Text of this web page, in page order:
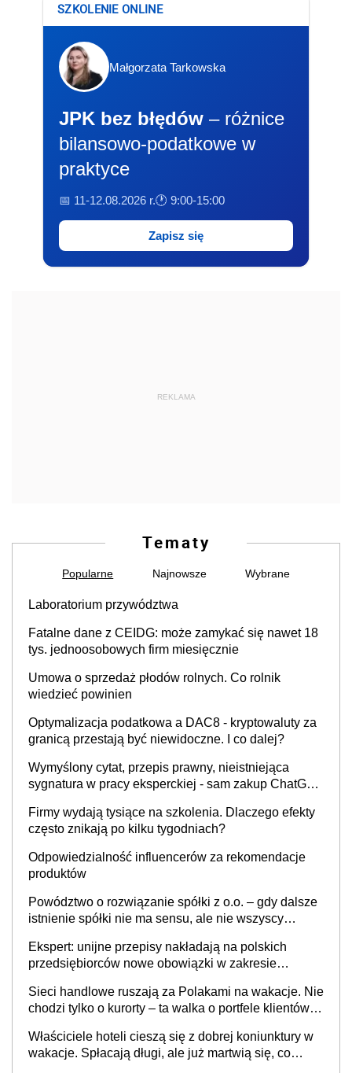
SZKOLENIE ONLINE
Małgorzata Tarkowska
JPK bez błędów – różnice
bilansowo-podatkowe w
praktyce
📅 11-12.08.2026 r.🕐 9:00-15:00
Zapisz się
REKLAMA
Tematy
Popularne Najnowsze Wybrane
Laboratorium przywództwa
Fatalne dane z CEIDG: może zamykać się nawet 18
tys. jednoosobowych firm miesięcznie
Umowa o sprzedaż płodów rolnych. Co rolnik
wiedzieć powinien
Optymalizacja podatkowa a DAC8 - kryptowaluty za
granicą przestają być niewidoczne. I co dalej?
Wymyślony cytat, przepis prawny, nieistniejąca
sygnatura w pracy eksperckiej - sam zakup ChatGPT
Firmy wydają tysiące na szkolenia. Dlaczego efekty
często znikają po kilku tygodniach?
Odpowiedzialność influencerów za rekomendacje
produktów
Powództwo o rozwiązanie spółki z o.o. – gdy dalsze
istnienie spółki nie ma sensu, ale nie wszyscy
Ekspert: unijne przepisy nakładają na polskich
przedsiębiorców nowe obowiązki w zakresie
Sieci handlowe ruszają za Polakami na wakacje. Nie
chodzi tylko o kurorty – ta walka o portfele klientów
cichu
Właściciele hoteli cieszą się z dobrej koniunktury w
wakacje. Spłacają długi, ale już martwią się, co